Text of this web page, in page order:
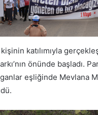
kişinin katılımıyla
önünde başladı.
eşliğinde Mevlana